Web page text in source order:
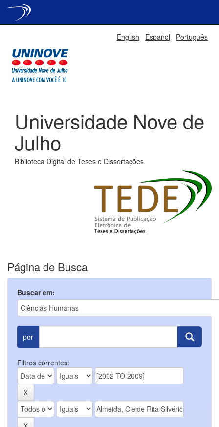
English Español Português
Universidade Nove de
Julho
Biblioteca Digital de Teses e Dissertações
Página de Busca
Buscar em:
por
Filtros correntes: